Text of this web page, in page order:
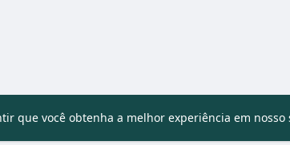
que você obtenha a melhor experiência em nosso